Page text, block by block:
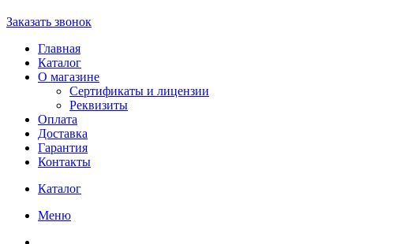
Заказать звонок
Главная
Каталог
О магазине
Сертификаты и лицензии
Реквизиты
Оплата
Доставка
Гарантия
Контакты
Каталог
Меню